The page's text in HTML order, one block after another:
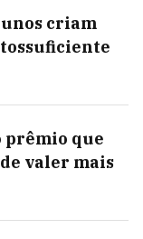
criam
prêmio que
valer mais